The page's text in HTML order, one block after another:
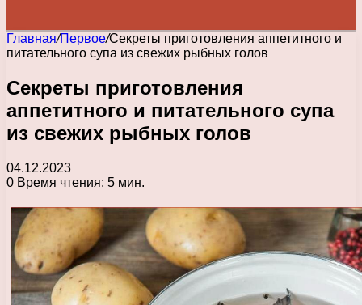
Главная/Первое/Секреты приготовления аппетитного и
питательного супа из свежих рыбных голов
Секреты приготовления
аппетитного и питательного супа
из свежих рыбных голов
04.12.2023
0 Время чтения: 5 мин.